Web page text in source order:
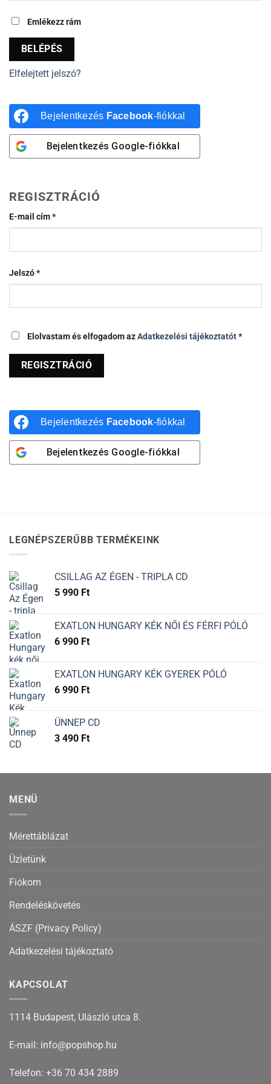
Emlékezz rám
BELÉPÉS
Elfelejtett jelszó?
Bejelentkezés Facebook-fiókkal
Bejelentkezés Google-fiókkal
REGISZTRÁCIÓ
E-mail cím*Kötelező
Jelszó*Kötelező
Elolvastam és elfogadom azAdatkezelési tájékoztatót*
REGISZTRÁCIÓ
Bejelentkezés Facebook-fiókkal
Bejelentkezés Google-fiókkal
LEGNÉPSZERŰBB TERMÉKEINK
CSILLAG AZ ÉGEN - TRIPLA CD
5 990 Ft
EXATLON HUNGARY KÉK NŐI ÉS FÉRFI PÓLÓ
6 990 Ft
EXATLON HUNGARY KÉK GYEREK PÓLÓ
6 990 Ft
ÜNNEP CD
3 490 Ft
MENÜ
Mérettáblázat
Üzletünk
Fiókom
Rendeléskövetés
ÁSZF (Privacy Policy)
Adatkezelési tájékoztató
KAPCSOLAT
1114 Budapest, Ulászló utca 8.
E-mail: info@popshop.hu
Telefon: +36 70 434 2889